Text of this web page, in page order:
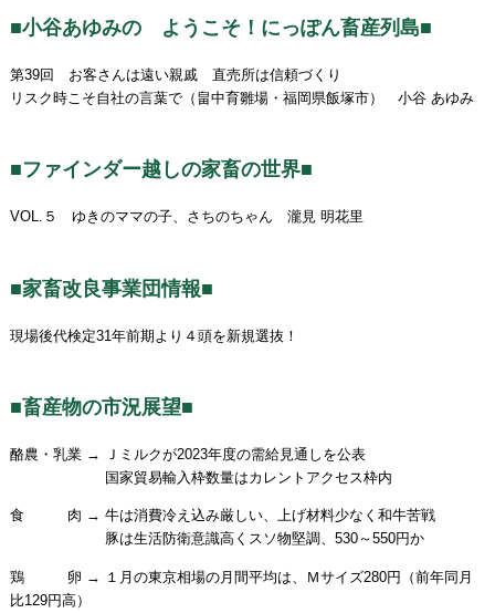
■小谷あゆみの ようこそ！にっぽん畜産列島■
第39回 お客さんは遠い親戚 直売所は信頼づくり
リスク時こそ自社の言葉で（畠中育雛場・福岡県飯塚市） 小谷 あゆみ
■ファインダー越しの家畜の世界■
VOL.５ ゆきのママの子、さちのちゃん 瀧見 明花里
■家畜改良事業団情報■
現場後代検定31年前期より４頭を新規選抜！
■畜産物の市況展望■
酪農・乳業 → Ｊミルクが2023年度の需給見通しを公表
国家貿易輸入枠数量はカレントアクセス枠内
食 肉 → 牛は消費冷え込み厳しい、上げ材料少なく和牛苦戦
豚は生活防衛意識高くスソ物堅調、530～550円か
鶏 卵 → １月の東京相場の月間平均は、Ｍサイズ280円（前年同月
比129円高）